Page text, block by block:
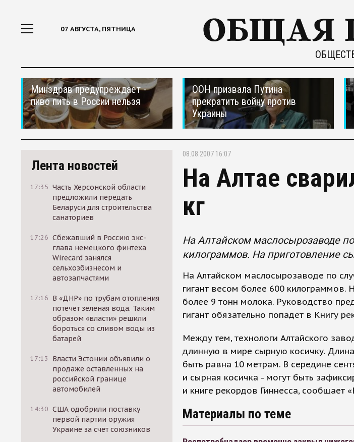
07 АВГУСТА, ПЯТНИЦА
Минздрав предупреждает -
пиво пить в России нельзя
ООН призвала Путина
прекратить войну против
Украины
Лента новостей
17:35 Часть Херсонской области
предложили передать
Беларуси для строительства
санаториев
17:26 Сбежавший в Россию экс-
глава немецкого финтеха
Wirecard занялся
сельхозбизнесом и
автозапчастями
17:16 В «ДНР» по трубам отопления
потечет зеленая вода. Таким
образом «власти» решили
бороться со сливом воды из
батарей
17:13
Власти Эстонии объявили о
продаже оставленных на
российской границе
автомобилей
14:30 США одобрили поставку
первой партии оружия
Украине за счет союзников
08.08.2007 16:07
На Алтае
кг
На Алтайском маслосырозаводе
килограммов. На приготовление
На Алтайском маслосырозаводе по
гигант весом более 600 килограммов.
более 9 тонн молока. Руководство
гигант обязательно попадет в Книгу
Между тем, технологи Алтайского
длинную в мире сырную косичку.
быть равна 10 метрам. В середине
и сырная косичка - могут быть
и книге рекордов Гиннесса, сообщает
Материалы по теме